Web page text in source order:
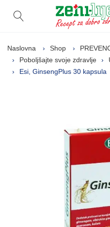
Otvori pretragu
Naslovna Shop
Poboljšajte svoje zdravlje
Esi, GinsengPlus 30 kapsula